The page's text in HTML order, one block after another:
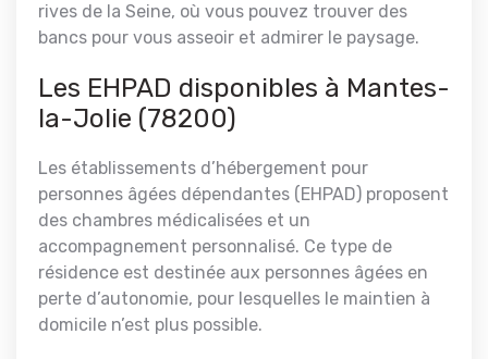
rives de la Seine, où vous pouvez trouver des
bancs pour vous asseoir et admirer le paysage.
Les EHPAD disponibles à Mantes-
la-Jolie (78200)
Les établissements d’hébergement pour
personnes âgées dépendantes (EHPAD) proposent
des chambres médicalisées et un
accompagnement personnalisé. Ce type de
résidence est destinée aux personnes âgées en
perte d’autonomie, pour lesquelles le maintien à
domicile n’est plus possible.